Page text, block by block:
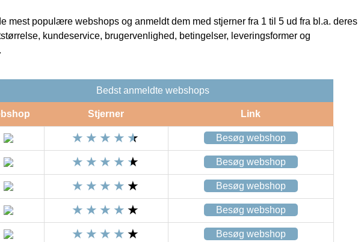
mest populære webshops og anmeldt dem med stjerner fra 1 til 5 ud fra bl.a. deres
kundeservice, brugervenlighed, betingelser, leveringsformer og
Bedst anmeldte webshops
Stjerner Link
Besøg webshop
Besøg webshop
Besøg webshop
Besøg webshop
Besøg webshop